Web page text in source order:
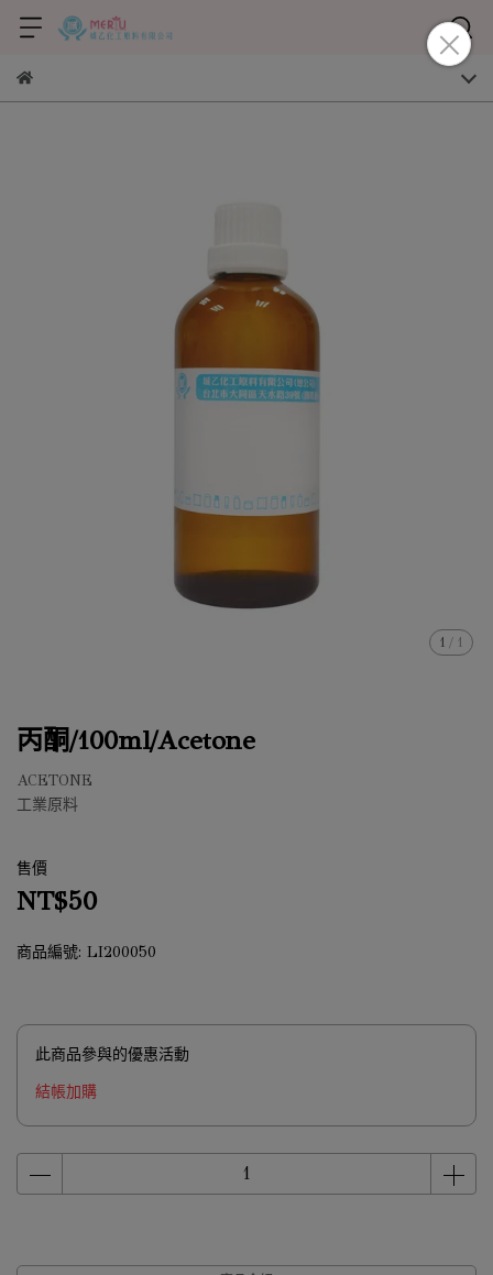
1 / 1
丙酮/100ml/Acetone
ACETONE
工業原料
售價
NT$50
商品編號: LI200050
此商品參與的優惠活動
結帳加購